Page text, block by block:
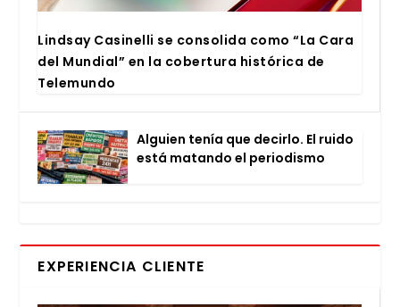
Lind­say Casi­ne­lli se con­so­li­da como “La Cara
del Mun­dial” en la cober­tu­ra his­tó­ri­ca de
Tele­mun­do
Alguien tenía que decir­lo. El rui­do
está matan­do el perio­dis­mo
EXPERIENCIA CLIENTE